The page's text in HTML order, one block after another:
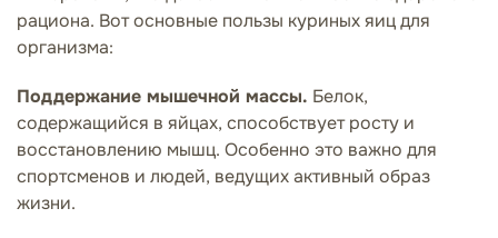
рациона. Вот основные пользы куриных яиц для
организма:
Поддержание мышечной массы. Белок,
содержащийся в яйцах, способствует росту и
восстановлению мышц. Особенно это важно для
спортсменов и людей, ведущих активный образ
жизни.